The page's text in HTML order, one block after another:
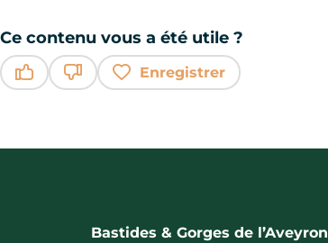
Ce contenu vous a été utile ?
Enregistrer
Bastides & Gorges de l’Aveyron